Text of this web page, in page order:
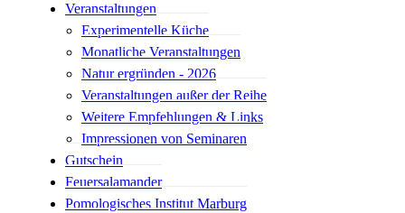
Veranstaltungen
Experimentelle Küche
Monatliche Veranstaltungen
Natur ergründen - 2026
Veranstaltungen außer der Reihe
Weitere Empfehlungen & Links
Impressionen von Seminaren
Gutschein
Feuersalamander
Pomologisches Institut Marburg